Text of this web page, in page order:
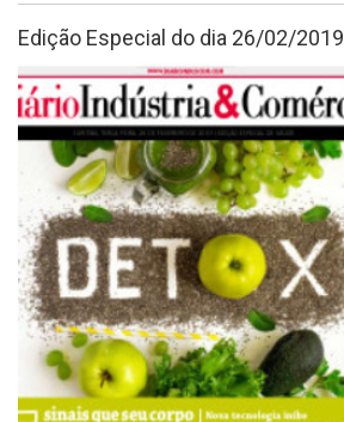
Edição Especial do dia 26/02/2019